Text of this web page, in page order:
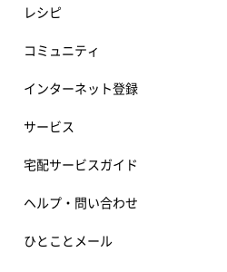
レシピ
コミュニティ
インターネット登録
サービス
宅配サービスガイド
ヘルプ・問い合わせ
ひとことメール